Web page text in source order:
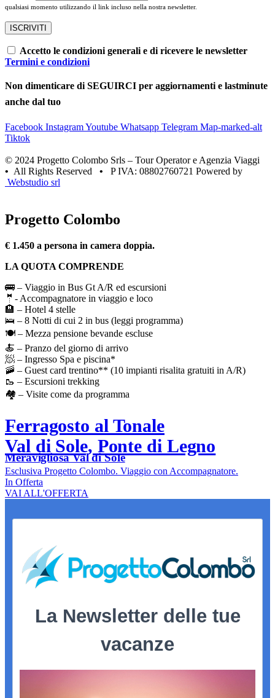
qualsiasi momento utilizzando il link incluso nella nostra newsletter.
Accetto le condizioni generali e di ricevere le newsletter
Termini e condizioni
Non dimenticare di SEGUIRCI per aggiornamenti e lastminute
anche dal tuo
Facebook InstagramYoutube Whatsapp Telegram Map-marked-alt
Tiktok
© 2024 Progetto Colombo Srls – Tour Operator e Agenzia Viaggi
• All Rights Reserved • P IVA: 08802760721 Powered by
Webstudio srl
Progetto Colombo
€ 1.450 a persona in camera doppia.
LA QUOTA COMPRENDE
🚌 – Viaggio in Bus Gt A/R ed escursioni
🤵- Accompagnatore in viaggio e loco
🏨 – Hotel 4 stelle
🛌 – 8 Notti di cui 2 in bus (leggi programma)
🍽️ – Mezza pensione bevande escluse
🍝 – Pranzo del giorno di arrivo
🧖 – Ingresso Spa e piscina*
🚠 – Guest card trentino** (10 impianti risalita gratuiti in A/R)
🥾 – Escursioni trekking
🏘️ – Visite come da programma
Ferragosto al Tonale
Val di Sole, Ponte di Legno
Meravigliosa Val di Sole
Esclusiva Progetto Colombo. Viaggio con Accompagnatore.
In Offerta
VAI ALL'OFFERTA
La Newsletter delle tue
vacanze